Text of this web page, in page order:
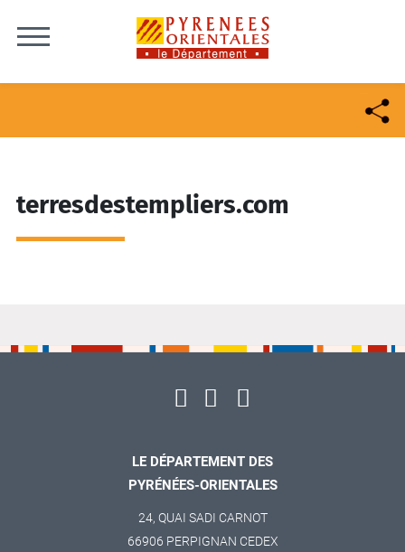
terresdestempliers.com
LE DÉPARTEMENT DES
PYRÉNÉES-ORIENTALES
24, QUAI SADI CARNOT
66906 PERPIGNAN CEDEX